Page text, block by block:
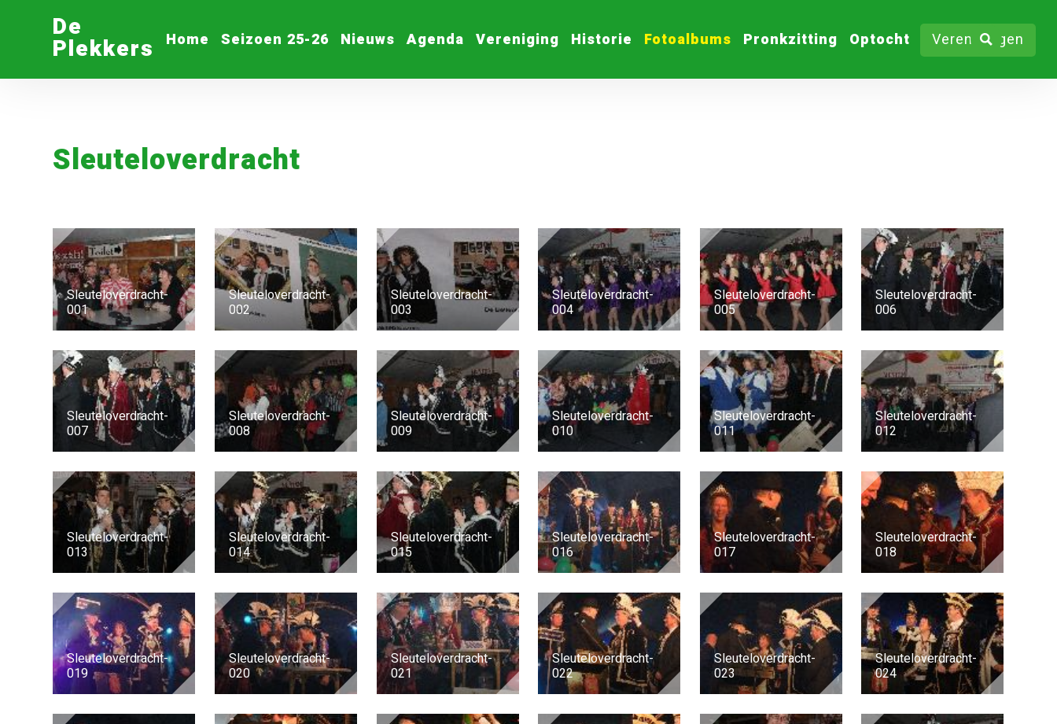
De
Plekkers Home Seizoen 25-26 Nieuws Agenda Vereniging Historie Fotoalbums Pronkzitting Optocht Verenigingen
Sleuteloverdracht
Sleuteloverdracht-
001
Sleuteloverdracht-
002
Sleuteloverdracht-
003
Sleuteloverdracht-
004
Sleuteloverdracht-
005
Sleuteloverdracht-
006
Sleuteloverdracht-
007
Sleuteloverdracht-
008
Sleuteloverdracht-
009
Sleuteloverdracht-
010
Sleuteloverdracht-
011
Sleuteloverdracht-
012
Sleuteloverdracht-
013
Sleuteloverdracht-
014
Sleuteloverdracht-
015
Sleuteloverdracht-
016
Sleuteloverdracht-
017
Sleuteloverdracht-
018
Sleuteloverdracht-
019
Sleuteloverdracht-
020
Sleuteloverdracht-
021
Sleuteloverdracht-
022
Sleuteloverdracht-
023
Sleuteloverdracht-
024